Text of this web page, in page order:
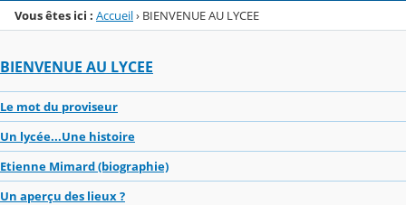
Vous êtes ici : Accueil› BIENVENUE AU LYCEE
BIENVENUE AU LYCEE
Le mot du proviseur
Un lycée...Une histoire
Etienne Mimard (biographie)
Un aperçu des lieux ?